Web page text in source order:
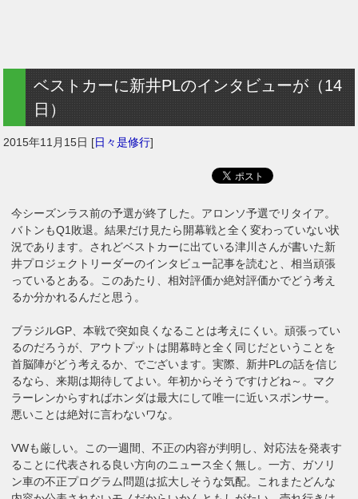
ベストカーに新井PLのインタビューが（14
日）
2015年11月15日 [日々是修行]
今シーズンラス前の予選が終了した。アロンソ予選でリタイア。
バトンもQ1敗退。結果だけ見たら開幕戦と全く変わっていない状
況であります。されどベストカーに出ている津川さんが書いた新
井プロジェクトリーダーのインタビュー記事を読むと、相当頑張
っているとある。このあたり、相対評価か絶対評価かでどう考え
るか分かれるんだと思う。
ブラジルGP、本戦で突如良くなることは考えにくい。頑張ってい
るのだろうが、アウトプットは開幕時と全く同じだということを
首脳陣がどう考えるか、でございます。実際、新井PLの話を信じ
るなら、来期は期待してよい。年初からそうですけどね～。マク
ラーレンからすればホンダは最大にして唯一に近いスポンサー。
悪いことは絶対に言わないワな。
VWも厳しい。この一週間、不正の内容が判明し、対応法を発表す
ることに代表される良い方向のニュース全く無し。一方、ガソリ
ン車の不正プログラム問題は拡大しそうな気配。これまたどんな